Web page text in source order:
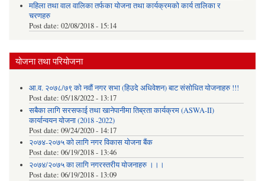
महिला तथा वाल वालिका तर्फका याेजना तथा कार्यक्रमकाे कार्य तालिका र
चरणहरु
Post date: 02/08/2018 - 15:14
योजना तथा परियोजना
आ.व. २०७८/७९ को नवौं नगर सभा (हिउदे अधिवेशन) बाट संसोधित योजनाहरु !!!
Post date: 05/18/2022 - 13:17
सबैका लागि सरसफाई तथा खानेपानीमा तिब्रता कार्यक्रम (ASWA-II)
कार्यान्वयन योजना (2018 -2022)
Post date: 09/24/2020 - 14:17
२०७४-२०७५ को लागि नगर विकास योजना बैंक
Post date: 06/19/2018 - 13:46
२०७४/२०७५ का लागि नगरस्तरीय योजनाहरु ।।।
Post date: 06/19/2018 - 13:09